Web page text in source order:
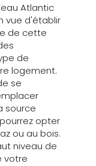
Atlantic
vue d'établir
de cette
de
logement.
se
source
opter
ou au bois.
niveau de
votre